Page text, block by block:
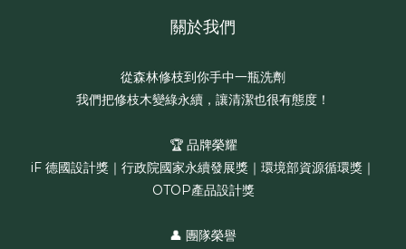
關於我們
從森林修枝到你手中一瓶洗劑
我們把修枝木變綠永續，讓清潔也很有態度！
🏆 品牌榮耀
iF 德國設計獎｜行政院國家永續發展獎｜環境部資源循環獎｜
OTOP產品設計獎
👤 團隊榮譽